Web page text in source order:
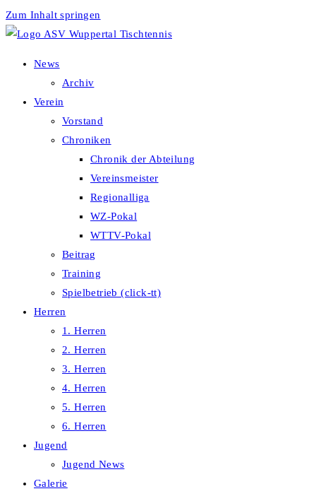
Zum Inhalt springen
News
Archiv
Verein
Vorstand
Chroniken
Chronik der Abteilung
Vereinsmeister
Regionalliga
WZ-Pokal
WTTV-Pokal
Beitrag
Training
Spielbetrieb (click-tt)
Herren
1. Herren
2. Herren
3. Herren
4. Herren
5. Herren
6. Herren
Jugend
Jugend News
Galerie